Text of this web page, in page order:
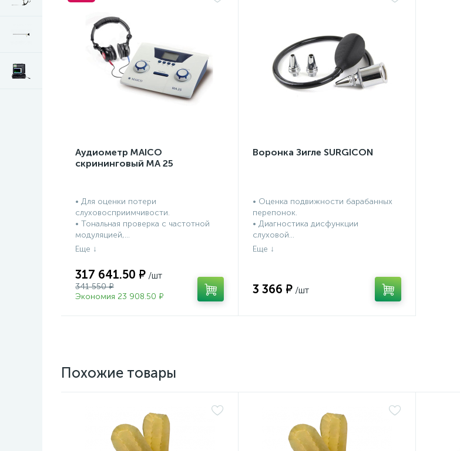
Аудиометр MAICO
скрининговый МА 25
• Для оценки потери
слуховосприимчивости.
• Тональная проверка с частотной
модуляцией,...
317 641.50 ₽
341 550 ₽
Экономия 23 908.50 ₽
Воронка Зигле SURGICON
• Оценка подвижности барабанных
перепонок.
• Диагностика дисфункции
слуховой...
3 366 ₽
Похожие товары